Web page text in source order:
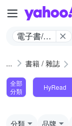
電子書/閱
書籍 / 雜誌
全部
分類
HyRead
分類 品牌